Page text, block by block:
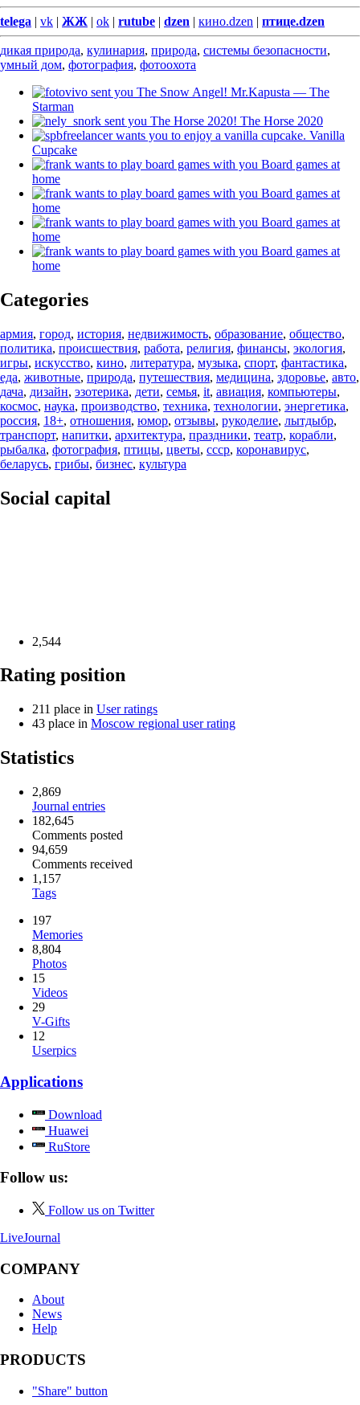
telega | vk | ЖЖ | ok | rutube | dzen | кино.dzen | птице.dzen
дикая природа, кулинария, природа, системы безопасности,
умный дом, фотография, фотоохота
Mr.Kapusta — The
Starman
The Horse 2020
Vanilla
Cupcake
Board games at
home
Board games at
home
Board games at
home
Board games at
home
Categories
армия, город, история, недвижимость, образование, общество,
политика, происшествия, работа, религия, финансы, экология,
игры, искусство, кино, литература, музыка, спорт, фантастика,
еда, животные, природа, путешествия, медицина, здоровье, авто,
дача, дизайн, эзотерика, дети, семья, it, авиация, компьютеры,
космос, наука, производство, техника, технологии, энергетика,
россия, 18+, отношения, юмор, отзывы, рукоделие, лытдыбр,
транспорт, напитки, архитектура, праздники, театр, корабли,
рыбалка, фотография, птицы, цветы, ссср, коронавирус,
беларусь, грибы, бизнес, культура
Social capital
2,544
Rating position
211 place in User ratings
43 place in Moscow regional user rating
Statistics
2,869
Journal entries
182,645
Comments posted
94,659
Comments received
1,157
Tags
197
Memories
8,804
Photos
15
Videos
29
V-Gifts
12
Userpics
Applications
Download
Huawei
RuStore
Follow us:
Follow us on Twitter
LiveJournal
COMPANY
About
News
Help
PRODUCTS
"Share" button